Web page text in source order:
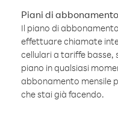
Piani di
Il piano di
effettuare chiamate
cellulari a tariffe basse,
piano in qualsiasi
abbonamento mensile
che stai già facendo.